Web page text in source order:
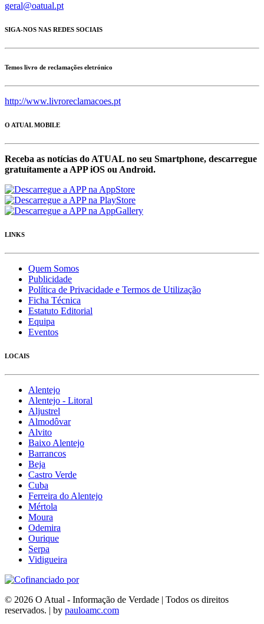
geral@oatual.pt
SIGA-NOS NAS REDES SOCIAIS
Temos livro de reclamações eletrónico
http://www.livroreclamacoes.pt
O ATUAL MOBILE
Receba as notícias do ATUAL no seu Smartphone, descarregue
gratuítamente a APP iOS ou Android.
LINKS
Quem Somos
Publicidade
Política de Privacidade e Termos de Utilização
Ficha Técnica
Estatuto Editorial
Equipa
Eventos
LOCAIS
Alentejo
Alentejo - Litoral
Aljustrel
Almodôvar
Alvito
Baixo Alentejo
Barrancos
Beja
Castro Verde
Cuba
Ferreira do Alentejo
Mértola
Moura
Odemira
Ourique
Serpa
Vidigueira
© 2026 O Atual - Informação de Verdade | Todos os direitos
reservados. | by pauloamc.com